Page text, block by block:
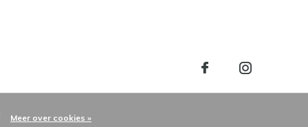
Meer over cookies »